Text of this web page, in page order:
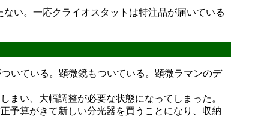
い。一応クライオスタットは特注品が届いている
いている。顕微鏡もついている。顕微ラマンのデ
い、大幅調整が必要な状態になってしまった。
予算がきて新しい分光器を買うことになり、収納